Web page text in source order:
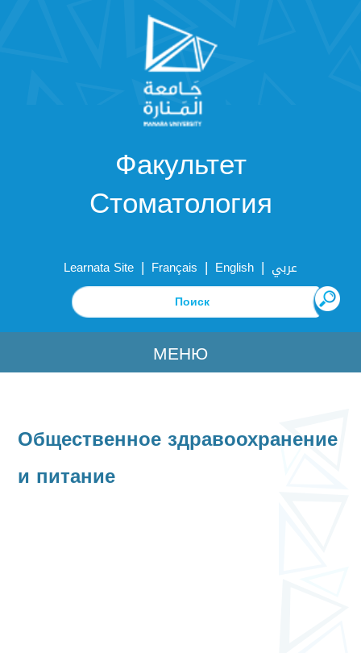
Факультет
Стоматология
Learnata Site | Français | English | عربي
МЕНЮ
Общественное здравоохранение
и питание